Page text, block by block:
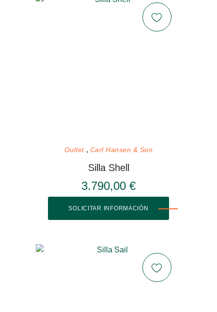
Outlet Carl Hansen & Son
Silla Shell
3.790,00 €
SOLICITAR INFORMACIÓN